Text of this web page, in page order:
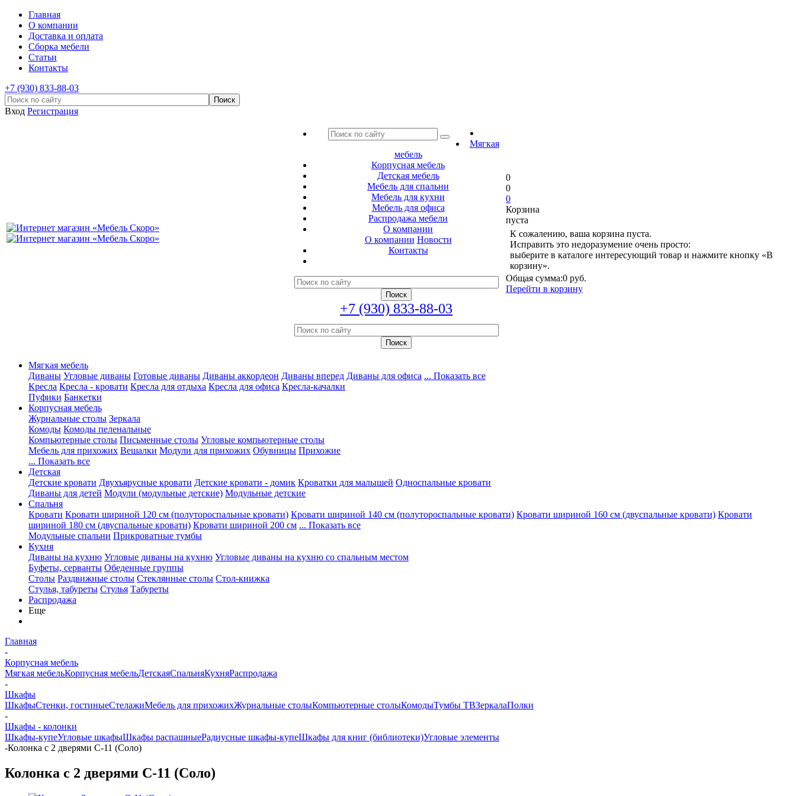
Главная
О компании
Доставка и оплата
Сборка мебели
Статьи
Контакты
+7 (930) 833-88-03
Вход Регистрация
Мягкая
мебель
Корпусная мебель
Детская мебель
Мебель для спальни
Мебель для кухни
Мебель для офиса
Распродажа мебели
О компании
О компании Новости
Контакты
+7 (930) 833-88-03
0
0
0
Корзина
пуста
К сожалению, ваша корзина пуста.
Исправить это недоразумение очень просто:
выберите в каталоге интересующий товар и нажмите кнопку «В
корзину».
Общая сумма:0 руб.
Перейти в корзину
Мягкая мебель
Диваны Угловые диваны Готовые диваны Диваны аккордеон Диваны вперед Диваны для офиса ... Показать все
Кресла Кресла - кровати Кресла для отдыха Кресла для офиса Кресла-качалки
Пуфики Банкетки
Корпусная мебель
Журнальные столы Зеркала
Комоды Комоды пеленальные
Компьютерные столы Письменные столы Угловые компьютерные столы
Мебель для прихожих Вешалки Модули для прихожих Обувницы Прихожие
... Показать все
Детская
Детские кровати Двухъярусные кровати Детские кровати - домик Кроватки для малышей Односпальные кровати
Диваны для детей Модули (модульные детские) Модульные детские
Спальня
Кровати Кровати шириной 120 см (полутороспальные кровати) Кровати шириной 140 см (полутороспальные кровати) Кровати шириной 160 см (двуспальные кровати) Кровати
шириной 180 см (двуспальные кровати) Кровати шириной 200 см ... Показать все
Модульные спальни Прикроватные тумбы
Кухня
Диваны на кухню Угловые диваны на кухню Угловые диваны на кухню со спальным местом
Буфеты, серванты Обеденные группы
Столы Раздвижные столы Стеклянные столы Стол-книжка
Стулья, табуреты Стулья Табуреты
Распродажа
Еще
Главная
-
Корпусная мебель
Мягкая мебельКорпусная мебельДетскаяСпальняКухняРаспродажа
-
Шкафы
ШкафыСтенки, гостиныеСтелажиМебель для прихожихЖурнальные столыКомпьютерные столыКомодыТумбы ТВЗеркалаПолки
-
Шкафы - колонки
Шкафы-купеУгловые шкафыШкафы распашныеРадиусные шкафы-купеШкафы для книг (библиотеки)Угловые элементы
-Колонка с 2 дверями С-11 (Соло)
Колонка с 2 дверями С-11 (Соло)